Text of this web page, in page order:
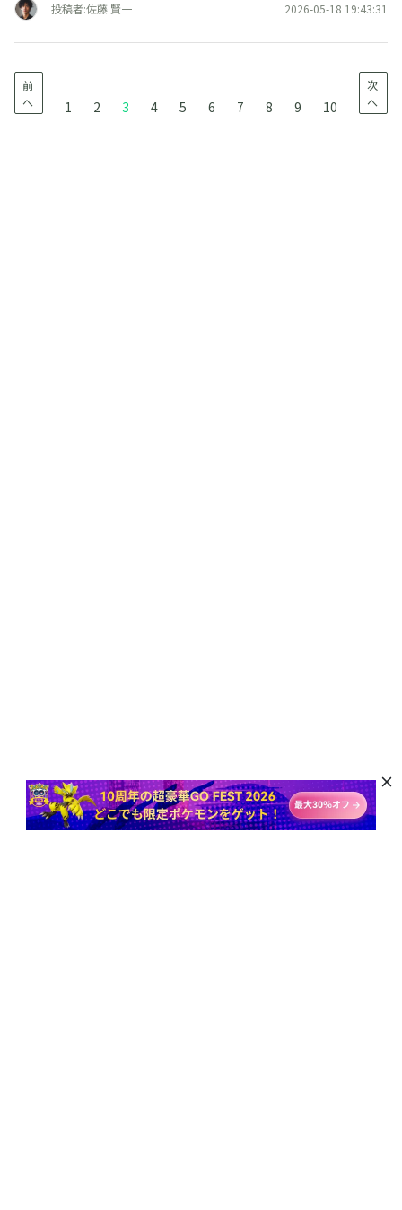
投稿者:佐藤 賢一 2026-05-18 19:43:31
前
へ
1 2 3 4 5 6 7 8 9 10
次
へ